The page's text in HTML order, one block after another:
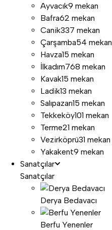
Ayvacık9 mekan
Bafra62 mekan
Canik337 mekan
Çarşamba54 mekan
Havza15 mekan
İlkadım768 mekan
Kavak15 mekan
Ladik13 mekan
Salıpazarı15 mekan
Tekkeköy101 mekan
Terme21 mekan
Vezirköprü31 mekan
Yakakent9 mekan
Sanatçılar
Sanatçılar
Derya Bedavacı
Berfu Yenenler